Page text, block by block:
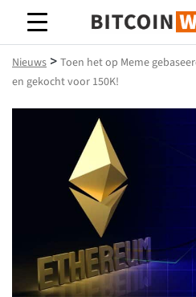
Bitcoin-
Nieuws > Toen het op Meme
en gekocht voor 150K!